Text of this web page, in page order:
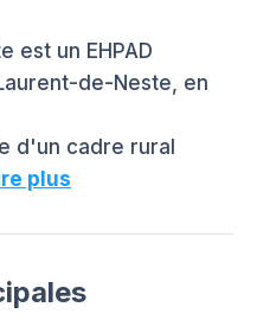
est un EHPAD
de-Neste, en
d'un cadre rural
plus